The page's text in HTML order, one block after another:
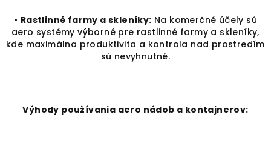
• Rastlinné farmy a skleníky: Na komerčné účely sú
aero systémy výborné pre rastlinné farmy a skleníky,
kde maximálna produktivita a kontrola nad prostredím
sú nevyhnutné.
Výhody používania aero nádob a kontajnerov: